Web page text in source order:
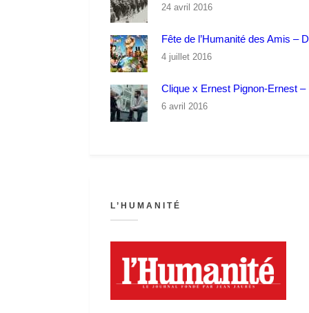
24 avril 2016
Fête de l’Humanité des Amis –
4 juillet 2016
Clique x Ernest Pignon-Ernest
6 avril 2016
L’HUMANITÉ